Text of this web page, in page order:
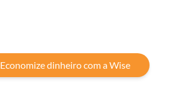
Economize dinheiro com a Wise